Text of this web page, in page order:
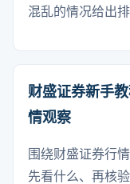
混乱的情况给出排
财盛证券新手
情观察
围绕财盛证券行
先看什么、再核验